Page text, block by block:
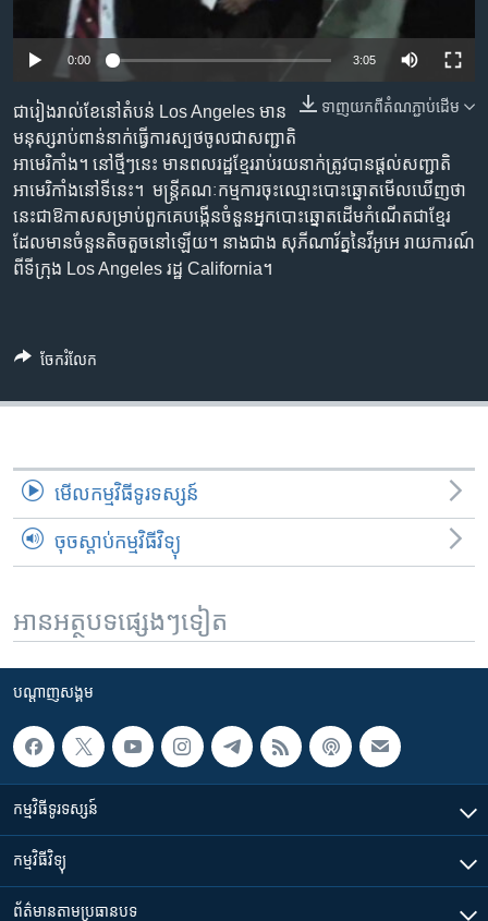
កាន់​
ទំព័រ​
ស្វែង​
រក
បណ្តាញ​សង្គម
ភាសា
0:00 3:05
ទាញ​យក​ពី​តំណភ្ជាប់​ដើម
ជារៀង​រាល់ខែ​នៅ​តំបន់ Los Angeles​ មាន​
មនុស្ស​រាប់ពាន់​នាក់​ធ្វើការ​ស្បថ​ចូល​ជា​សញ្ជាតិ​
អាមេរិកាំង។​ នៅថ្មីៗ​នេះ ​មាន​ពល​រដ្ឋ​ខ្មែររាប់​រយ​នាក់ត្រូវ​បាន​ផ្តល់​សញ្ជាតិ​
អាមេរិកាំង​នៅទី​នេះ។ ​ មន្រ្តី​គណៈ​កម្មការ​ចុះឈ្មោះ​បោះឆ្នោត​មើល​ឃើញ​ថា​
នេះ​ជា​ឱកាស​សម្រាប់​ពួក​គេ​បង្កើន​ចំនួន​អ្នក​បោះឆ្នោត​ដើម​កំណើត​ជាខ្មែរ​
ដែល​មាន​ចំនួន​តិចតួច​នៅឡើយ។​ នាង​ជាង សុភីណារ័ត្ន​នៃវីអូអេ រាយ​ការណ៍​
ពីទីក្រុង ​Los Angeles​ រដ្ឋ ​California។
ចែករំលែក
មើល​កម្មវិធី​ទូរទស្សន៍
ចុចស្តាប់កម្មវិធីវិទ្យុ
អានអត្ថបទផ្សេងៗទៀត
បណ្តាញ​សង្គម
កម្មវិធី​ទូរទស្សន៍
កម្មវិធី​វិទ្យុ
ព័ត៌មាន​តាមប្រធានបទ​